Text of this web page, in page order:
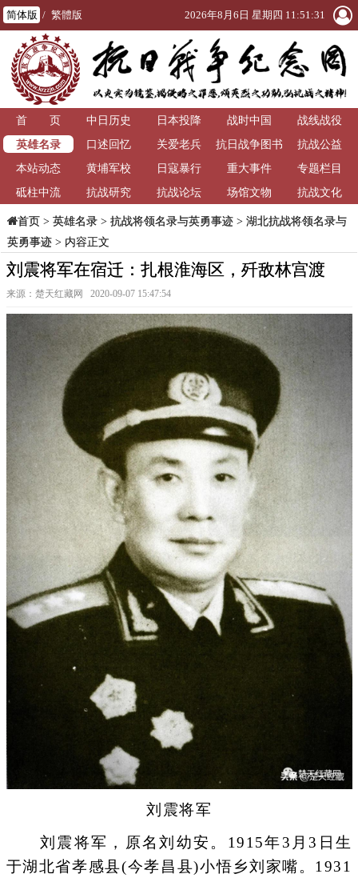
简体版 / 繁體版 2026年8月6日 星期四 11:51:32
首 页 中日历史 日本投降 战时中国
战线战役
英雄名录
口述回忆 关爱老兵
抗日战争图书
馆
抗战公益
本站动态
黄埔军校 日寇暴行 重大事件
专题栏目
砥柱中流
抗战研究 抗战论坛 场馆文物 抗战文化
首页> 英雄名录> 抗战将领名录与英勇事迹> 湖北抗战将领名录与
英勇事迹> 内容正文
刘震将军在宿迁：扎根淮海区，歼敌林宫渡
来源：楚天红藏网 2020-09-07 15:47:54
刘震将军
刘震将军，原名刘幼安。1915年3月3日生
于湖北省孝感县(今孝昌县)小悟乡刘家嘴。1931